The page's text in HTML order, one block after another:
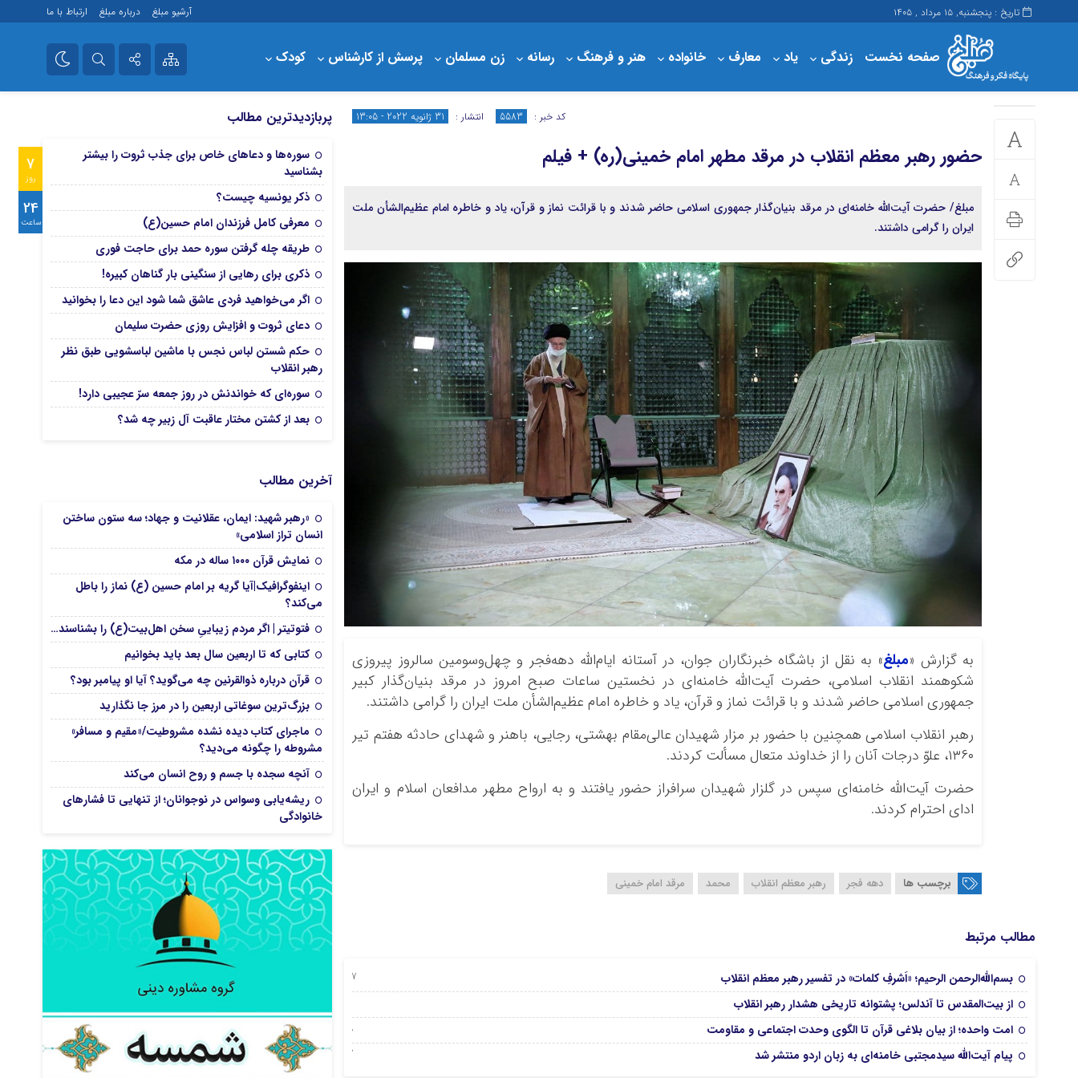
تاریخ : پنجشنبه, ۱۵ مرداد , ۱۴۰۵ آرشیو مبلغ درباره مبلغ ارتباط با ما
صفحه نخست زندگی یاد معارف خانواده هنر و فرهنگ رسانه زن مسلمان پرسش از کارشناس کودک
سبد خرید
مبلغ
انتشار : 31 ژانویه 2022 - 13:05 کد خبر : 5583
حضور رهبر معظم انقلاب در مرقد مطهر امام خمینی(ره) + فیلم
مبلغ/ حضرت آیت‌الله خامنه‌ای در مرقد بنیان‌گذار جمهوری اسلامی حاضر شدند و با قرائت نماز و قرآن، یاد و خاطره امام عظیم‌الشأن ملت
ایران را گرامی داشتند.
به گزارش «مبلغ» به نقل از باشگاه خبرنگاران جوان، در آستانه ایام‌الله دهه‌فجر و چهل‌وسومین سالروز پیروزی
شکوهمند انقلاب اسلامی، حضرت آیت‌الله خامنه‌ای در نخستین ساعات صبح امروز در مرقد بنیان‌گذار کبیر
جمهوری اسلامی حاضر شدند و با قرائت نماز و قرآن، یاد و خاطره امام عظیم‌الشأن ملت ایران را گرامی داشتند.
رهبر انقلاب اسلامی همچنین با حضور بر مزار شهیدان عالی‌مقام بهشتی، رجایی، باهنر و شهدای حادثه هفتم تیر
۱۳۶۰، علوّ درجات آنان را از خداوند متعال مسألت کردند.
حضرت آیت‌الله خامنه‌ای سپس در گلزار شهیدان سرافراز حضور یافتند و به ارواح مطهر مدافعان اسلام و ایران
ادای احترام کردند.
برچسب ها دهه‌ فجر رهبر معظم انقلاب محمد مرقد امام خمینی
مطالب مرتبط
بسم‌الله‌الرحمن‌ الرحیم؛ «اَشرفِ کلمات» در تفسیر رهبر معظم انقلاب 27 جولای 2026
از بیت‌المقدس تا آندلس؛ پشتوانه تاریخی هشدار رهبر انقلاب
امت واحده؛ از بیان بلاغی قرآن تا الگوی وحدت اجتماعی و مقاومت 28 آوریل 2026
پیام آیت‌الله سیدمجتبی خامنه‌ای به زبان اردو منتشر شد 27 آوریل 2026
پربازدیدترین مطالب
7
روز
24
ساعت
سوره‌ها و دعاهای خاص برای جذب ثروت را بیشتر
بشناسید
ذکر یونسیه چیست؟
معرفی کامل فرزندان امام حسین(ع)
طریقه چله گرفتن سوره حمد برای حاجت فوری
ذکری برای رهایی از سنگینی بار گناهان کبیره!
اگر می‌خواهید فردی عاشق شما شود این دعا را بخوانید
دعای ثروت و افزایش روزی حضرت سلیمان
حکم شستن لباس نجس با ماشین لباسشویی طبق نظر
رهبر انقلاب
سوره‌ای که خواندنش در روز جمعه سرّ عجیبی دارد!
بعد از کشتن مختار عاقبت آل زبیر چه شد؟
آخرین مطالب
«رهبر شهید: ایمان، عقلانیت و جهاد؛ سه ستون ساختن
انسان تراز اسلامی»
نمایش قرآن ۱۰۰۰ ساله در مکه
اینفوگرافیک|آیا گریه بر امام حسین (ع) نماز را باطل
می‌کند؟
فتوتیتر | اگر مردم زیباییِ سخن اهل‌بیت(ع) را بشناسند…
کتابی که تا اربعین سال بعد باید بخوانیم
قرآن درباره ذوالقرنین چه می‌گوید؟ آیا او پیامبر بود؟
بزرگ‌ترین سوغاتی اربعین را در مرز جا نگذارید
ماجرای کتاب دیده نشده مشروطیت/«مقیم و مسافر»
مشروطه را چگونه می‌دید؟
آنچه سجده با جسم و روح انسان می‌کند
ریشه‌یابی وسواس در نوجوانان؛ از تنهایی تا فشارهای
خانوادگی